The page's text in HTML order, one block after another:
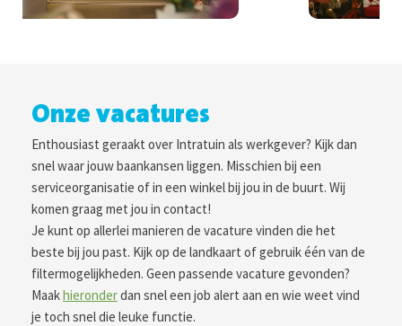
Onze vacatures
Enthousiast geraakt over Intratuin als werkgever? Kijk dan
snel waar jouw baankansen liggen. Misschien bij een
serviceorganisatie of in een winkel bij jou in de buurt. Wij
komen graag met jou in contact!
Je kunt op allerlei manieren de vacature vinden die het
beste bij jou past. Kijk op de landkaart of gebruik één van de
filtermogelijkheden. Geen passende vacature gevonden?
Maakhieronderdan snel een job alert aan en wie weet vind
je toch snel die leuke functie.